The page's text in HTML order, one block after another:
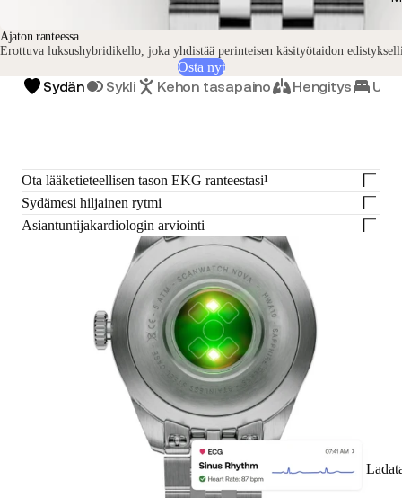
Ajaton ranteessa
Erottuva luksushybridikello, joka yhdistää perinteisen käsityötaidon
Osta nyt
Sydän Sykli Kehon tasapaino Hengitys Uni
Ota lääketieteellisen tason EKG ranteestasi¹
Sydämesi hiljainen rytmi
Asiantuntijakardiologin arviointi